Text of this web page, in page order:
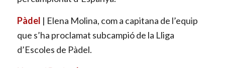
Pàdel | Elena Molina, com a capitana de l’equip
que s’ha proclamat subcampió de la Lliga
d’Escoles de Pàdel.